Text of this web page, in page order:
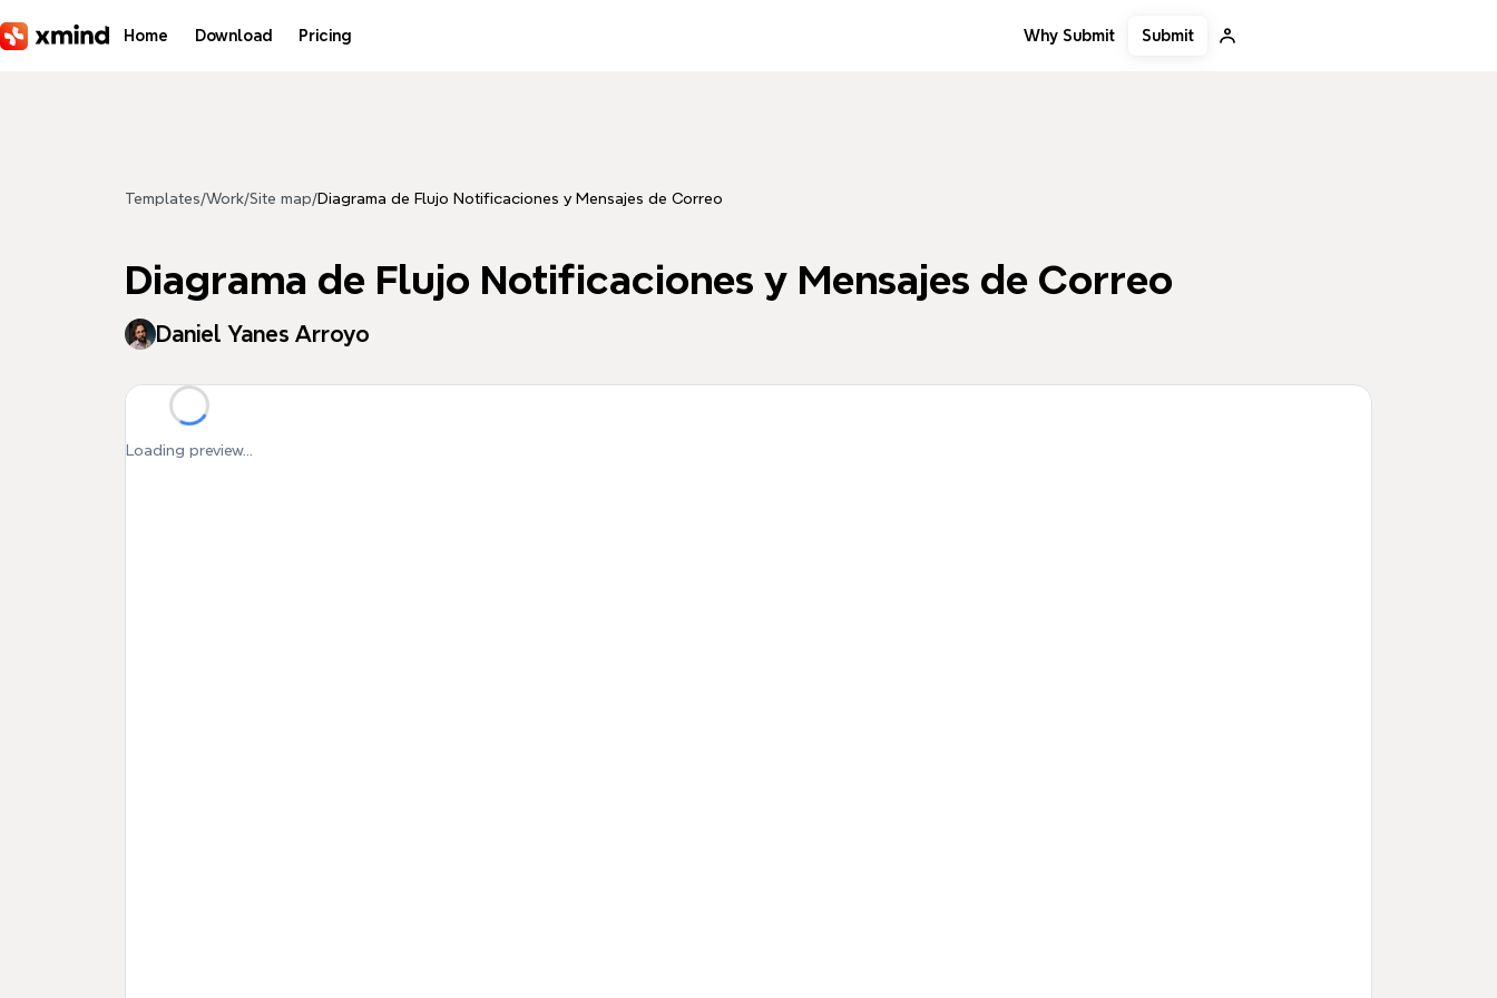
Home Download Pricing Why Submit Submit
Templates/Work/Site map/Diagrama de Flujo Notificaciones y Mensajes de Correo
Diagrama de Flujo Notificaciones y Mensajes de Correo
Daniel Yanes Arroyo
Loading preview...